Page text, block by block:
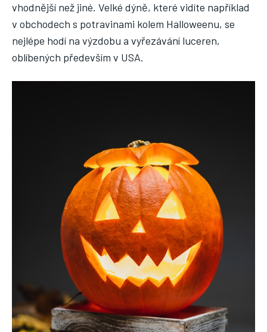
vhodnější než jiné. Velké dýně, které vidíte například
v obchodech s potravinami kolem Halloweenu, se
nejlépe hodí na výzdobu a vyřezávání luceren,
oblíbených především v USA.